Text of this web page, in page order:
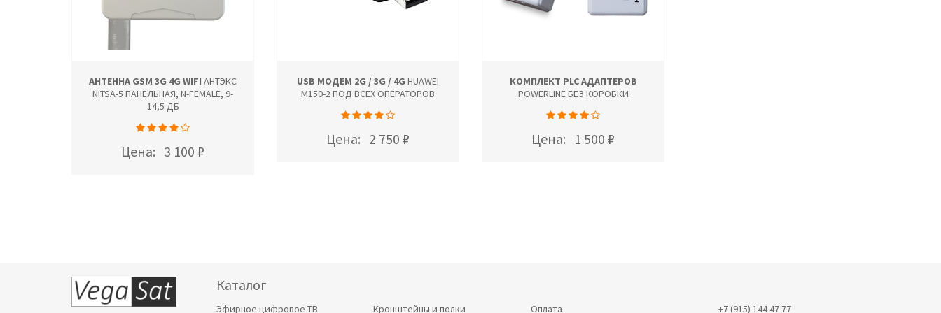
АНТЕННА GSM 3G 4G WIFI АНТЭКС
NITSA-5 ПАНЕЛЬНАЯ, N-FEMALE, 9-
14,5 ДБ
Цена: 3 100 ₽
USB МОДЕМ 2G / 3G / 4G HUAWEI
M150-2 ПОД ВСЕХ ОПЕРАТОРОВ
Цена: 2 750 ₽
КОМПЛЕКТ PLC АДАПТЕРОВ
POWERLINE БЕЗ КОРОБКИ
Цена: 1 500 ₽
Каталог
Эфирное цифровое ТВ Кронштейны и полки Оплата +7 (915) 144 47 77